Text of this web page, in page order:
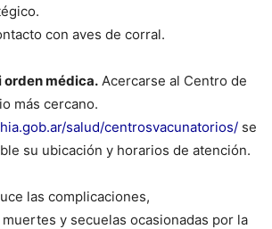
con aves de corral.
orden médica. Acercarse al Centro de
más cercano.
salud/centrosvacunatorios/ se
su ubicación y horarios de atención.
las complicaciones,
y secuelas ocasionadas por la